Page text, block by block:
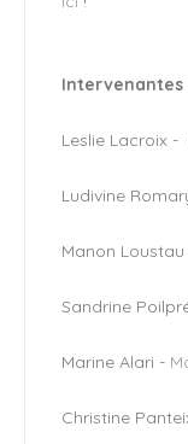
Intervenantes
Leslie Lacroix -
Ludivine
Manon Loustau
Sandrine
Marine Alari -
Christine